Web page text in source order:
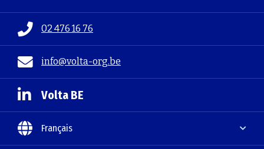
02 476 16 76
info@volta-org.be
Volta BE
Français